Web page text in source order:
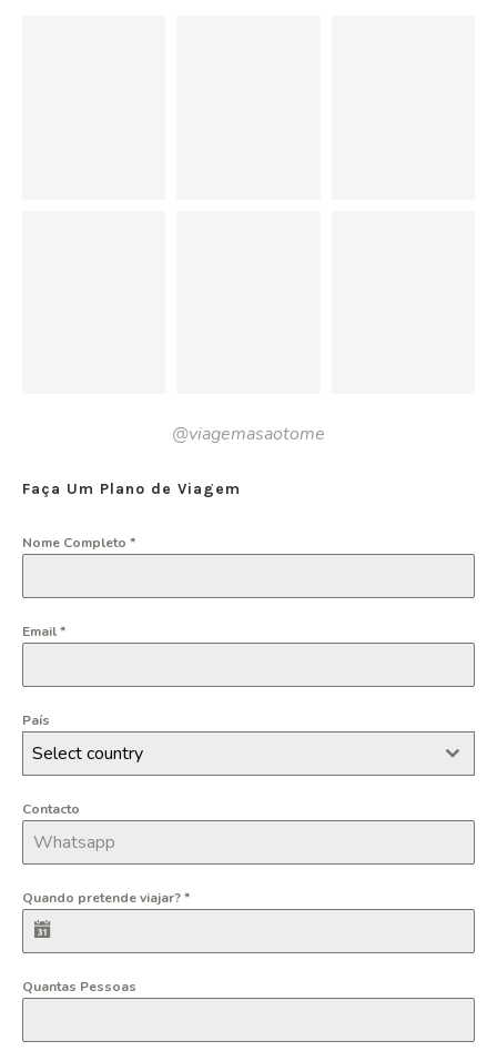
@viagemasaotome
Faça Um Plano de Viagem
Nome Completo *
Email*
País
Select country
Contacto
Quando pretende viajar?*
Quantas Pessoas